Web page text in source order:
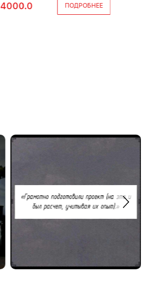
4000.0 ПОДРОБНЕЕ
Рабочее место в мастерской может быть и
удобным и красивым. Закрепить откидной стол